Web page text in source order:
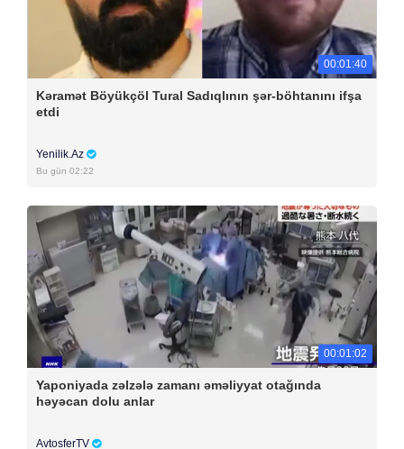
00:01:40
Kəramət Böyükçöl Tural Sadıqlının şər-böhtanını ifşa
etdi
Yenilik.Az
Bu gün 02:22
00:01:02
Yaponiyada zəlzələ zamanı əməliyyat otağında
həyəcan dolu anlar
AvtosferTV